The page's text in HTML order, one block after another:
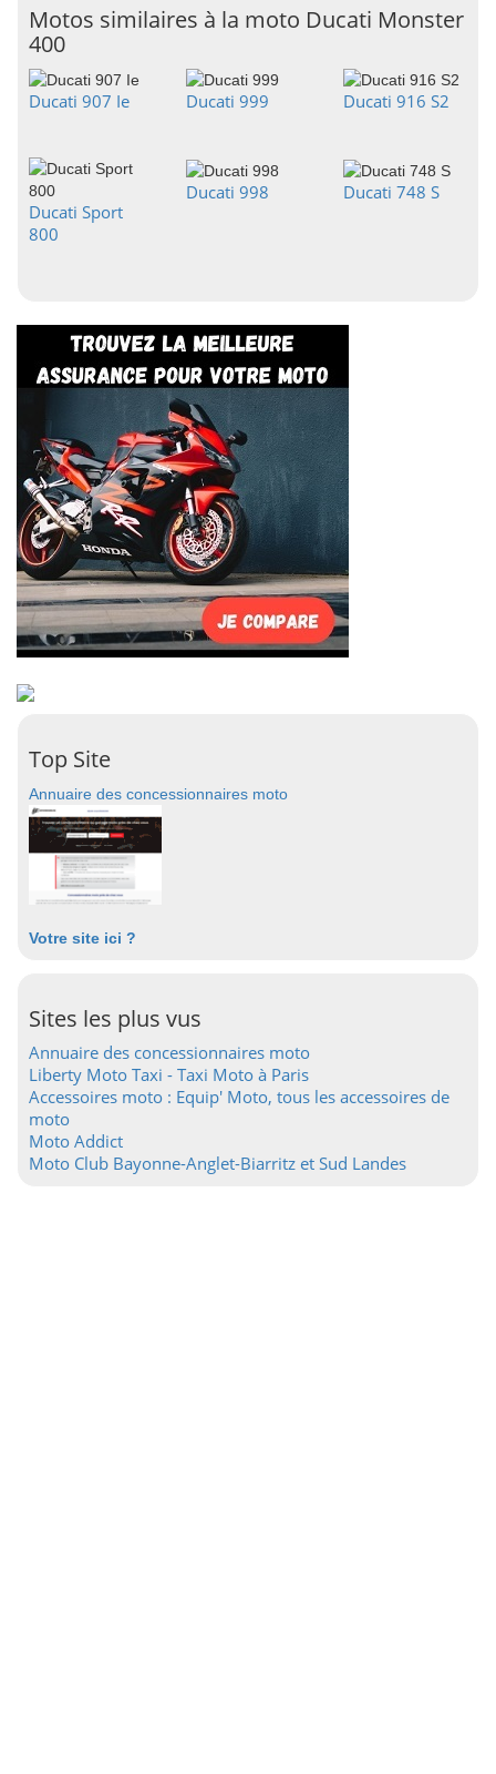
Motos similaires à la moto Ducati Monster
400
Ducati 907 Ie Ducati 999 Ducati 916 S2
Ducati Sport
800
Ducati 998 Ducati 748 S
Top Site
Annuaire des concessionnaires moto
Votre site ici ?
Sites les plus vus
Annuaire des concessionnaires moto
Liberty Moto Taxi - Taxi Moto à Paris
Accessoires moto : Equip' Moto, tous les accessoires de
moto
Moto Addict
Moto Club Bayonne-Anglet-Biarritz et Sud Landes